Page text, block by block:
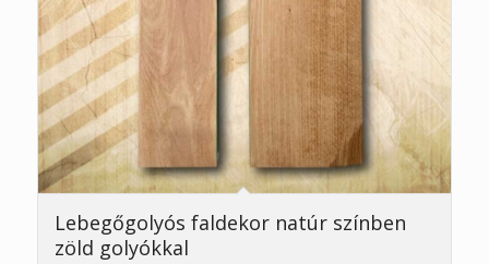
Lebegőgolyós faldekor natúr színben
zöld golyókkal